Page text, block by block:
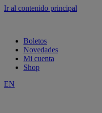
Ir al contenido principal
Boletos
Novedades
Mi cuenta
Shop
EN